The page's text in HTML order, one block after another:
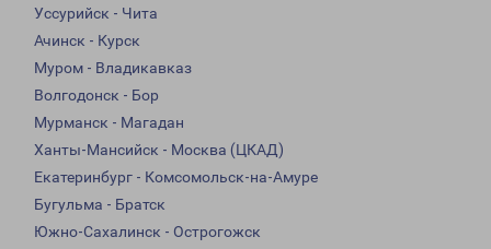
Уссурийск - Чита
Ачинск - Курск
Муром - Владикавказ
Волгодонск - Бор
Мурманск - Магадан
Ханты-Мансийск - Москва (ЦКАД)
Екатеринбург - Комсомольск-на-Амуре
Бугульма - Братск
Южно-Сахалинск - Острогожск